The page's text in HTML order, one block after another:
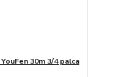
30m 3/4 palca